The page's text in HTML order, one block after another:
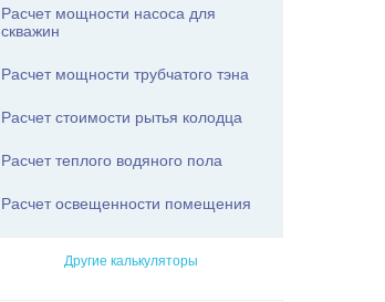
Расчет мощности насоса для
скважин
Расчет мощности трубчатого тэна
Расчет стоимости рытья колодца
Расчет теплого водяного пола
Расчет освещенности помещения
Другие калькуляторы